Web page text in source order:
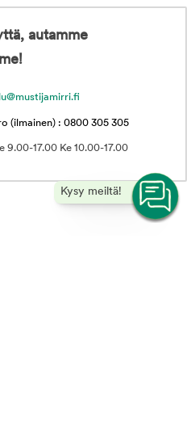
Kysy meiltä!
autamme
(ilmainen) : 0800 305 305
9.00-17.00 Ke 10.00-17.00